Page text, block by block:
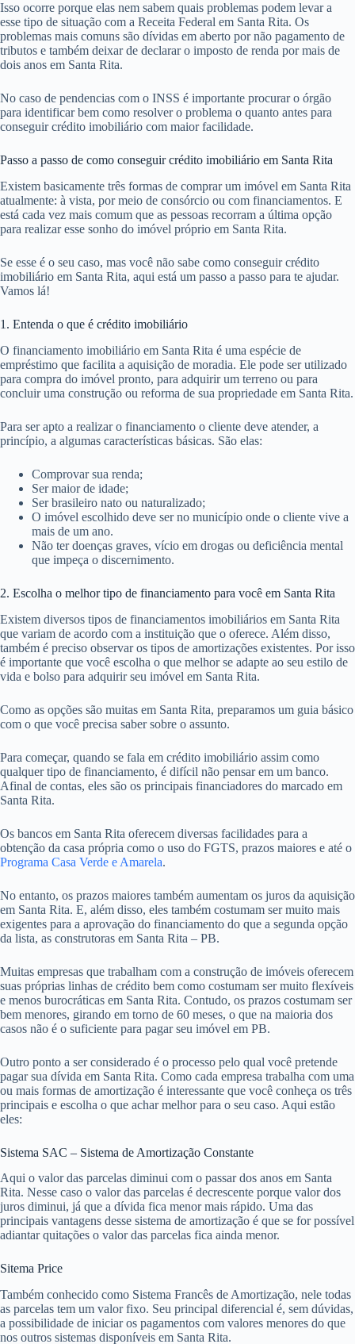
Isso ocorre porque elas nem sabem quais problemas podem levar a
esse tipo de situação com a Receita Federal em Santa Rita. Os
problemas mais comuns são dívidas em aberto por não pagamento de
tributos e também deixar de declarar o imposto de renda por mais de
dois anos em Santa Rita.
No caso de pendencias com o INSS é importante procurar o órgão
para identificar bem como resolver o problema o quanto antes para
conseguir crédito imobiliário com maior facilidade.
Passo a passo de como conseguir crédito imobiliário em Santa Rita
Existem basicamente três formas de comprar um imóvel em Santa Rita
atualmente: à vista, por meio de consórcio ou com financiamentos. E
está cada vez mais comum que as pessoas recorram a última opção
para realizar esse sonho do imóvel próprio em Santa Rita.
Se esse é o seu caso, mas você não sabe como conseguir crédito
imobiliário em Santa Rita, aqui está um passo a passo para te ajudar.
Vamos lá!
1. Entenda o que é crédito imobiliário
O financiamento imobiliário em Santa Rita é uma espécie de
empréstimo que facilita a aquisição de moradia. Ele pode ser utilizado
para compra do imóvel pronto, para adquirir um terreno ou para
concluir uma construção ou reforma de sua propriedade em Santa Rita.
Para ser apto a realizar o financiamento o cliente deve atender, a
princípio, a algumas características básicas. São elas:
Comprovar sua renda;
Ser maior de idade;
Ser brasileiro nato ou naturalizado;
O imóvel escolhido deve ser no município onde o cliente vive a
mais de um ano.
Não ter doenças graves, vício em drogas ou deficiência mental
que impeça o discernimento.
2. Escolha o melhor tipo de financiamento para você em Santa Rita
Existem diversos tipos de financiamentos imobiliários em Santa Rita
que variam de acordo com a instituição que o oferece. Além disso,
também é preciso observar os tipos de amortizações existentes. Por isso
é importante que você escolha o que melhor se adapte ao seu estilo de
vida e bolso para adquirir seu imóvel em Santa Rita.
Como as opções são muitas em Santa Rita, preparamos um guia básico
com o que você precisa saber sobre o assunto.
Para começar, quando se fala em crédito imobiliário assim como
qualquer tipo de financiamento, é difícil não pensar em um banco.
Afinal de contas, eles são os principais financiadores do marcado em
Santa Rita.
Os bancos em Santa Rita oferecem diversas facilidades para a
obtenção da casa própria como o uso do FGTS, prazos maiores e até o
Programa Casa Verde e Amarela.
No entanto, os prazos maiores também aumentam os juros da aquisição
em Santa Rita. E, além disso, eles também costumam ser muito mais
exigentes para a aprovação do financiamento do que a segunda opção
da lista, as construtoras em Santa Rita – PB.
Muitas empresas que trabalham com a construção de imóveis oferecem
suas próprias linhas de crédito bem como costumam ser muito flexíveis
e menos burocráticas em Santa Rita. Contudo, os prazos costumam ser
bem menores, girando em torno de 60 meses, o que na maioria dos
casos não é o suficiente para pagar seu imóvel em PB.
Outro ponto a ser considerado é o processo pelo qual você pretende
pagar sua dívida em Santa Rita. Como cada empresa trabalha com uma
ou mais formas de amortização é interessante que você conheça os três
principais e escolha o que achar melhor para o seu caso. Aqui estão
eles:
Sistema SAC – Sistema de Amortização Constante
Aqui o valor das parcelas diminui com o passar dos anos em Santa
Rita. Nesse caso o valor das parcelas é decrescente porque valor dos
juros diminui, já que a dívida fica menor mais rápido. Uma das
principais vantagens desse sistema de amortização é que se for possível
adiantar quitações o valor das parcelas fica ainda menor.
Sitema Price
Também conhecido como Sistema Francês de Amortização, nele todas
as parcelas tem um valor fixo. Seu principal diferencial é, sem dúvidas,
a possibilidade de iniciar os pagamentos com valores menores do que
nos outros sistemas disponíveis em Santa Rita.